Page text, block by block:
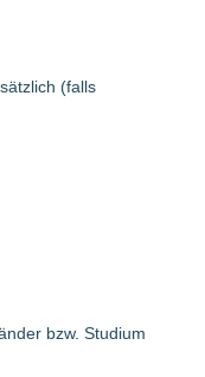
(falls
bzw. Studium